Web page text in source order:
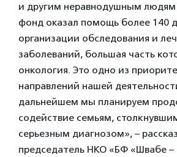
и другим неравнодушным людям
фонд оказал помощь более 140
организации обследования и
заболеваний, большая часть
онкология. Это одно из
направлений нашей
дальнейшем мы планируем
содействие семьям,
серьезным диагнозом», –
председатель НКО «БФ «Швабе